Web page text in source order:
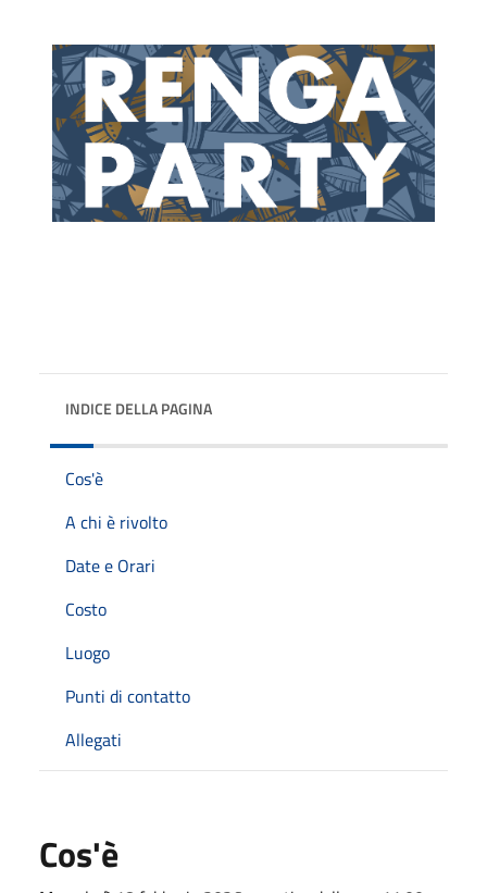
INDICE DELLA PAGINA
Cos'è
A chi è rivolto
Date e Orari
Costo
Luogo
Punti di contatto
Allegati
Cos'è